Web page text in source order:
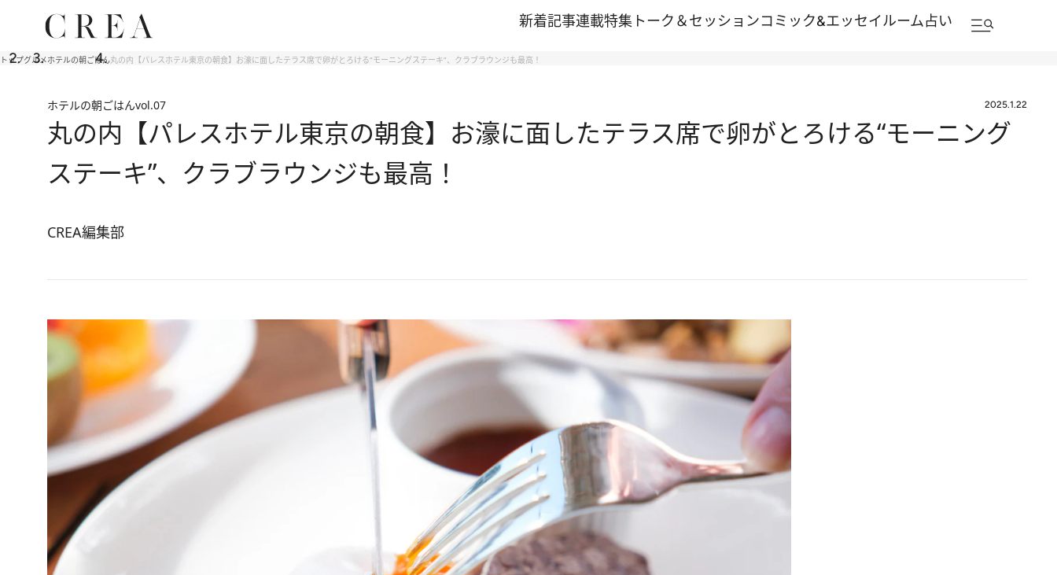
新着記事連載特集 トーク＆セッションコミック&エッセイルーム占い
トップグルメホテルの朝ごはん丸の内【パレスホテル東京の朝食】お濠に面したテラス席で卵がとろける“モーニングステーキ”、クラブラウンジも最高！
ホテルの朝ごはんvol.07 2025.1.22
丸の内【パレスホテル東京の朝食】お濠に面したテラス席で卵がとろける“モーニング
ステーキ”、クラブラウンジも最高！
CREA編集部